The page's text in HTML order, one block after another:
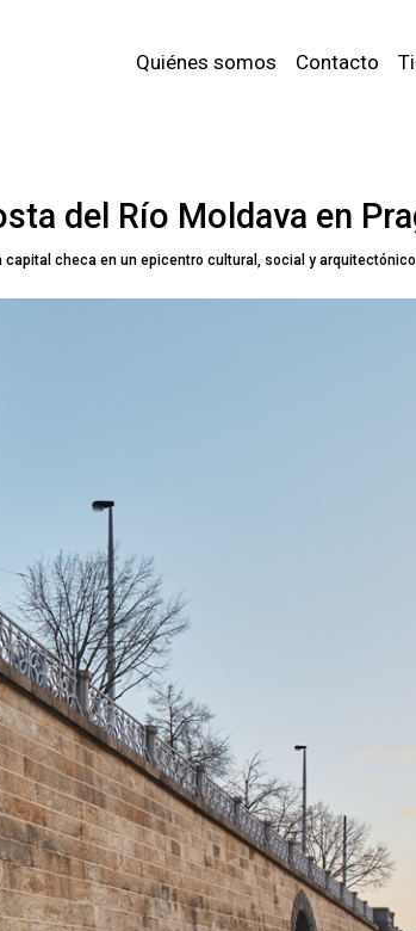
Quiénes somos Contacto
del Río Moldava en
checa en un epicentro cultural, social y